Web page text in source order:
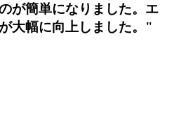
が簡単になりました。エ
大幅に向上しました。"